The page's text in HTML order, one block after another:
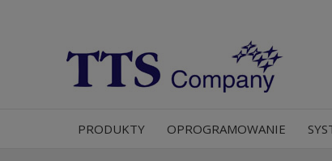
PRODUKTY OPROGRAMOWANIE